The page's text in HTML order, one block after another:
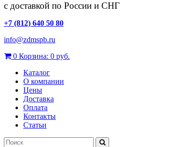
с доставкой по России и СНГ
+7 (812) 640 50 80
info@zdmspb.ru
0 Корзина: 0 руб.
Каталог
О компании
Цены
Доставка
Оплата
Контакты
Статьи